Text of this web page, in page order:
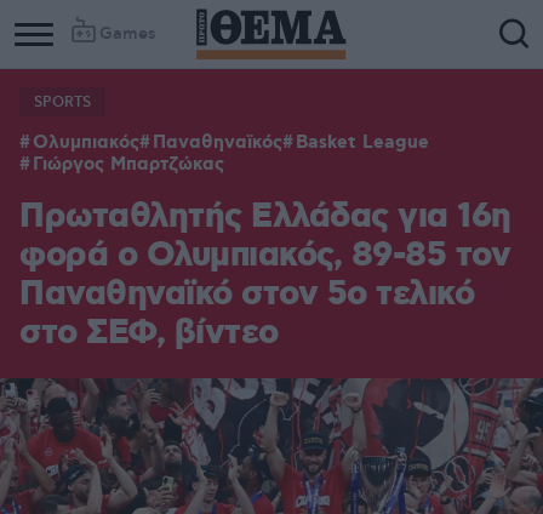
Games
SPORTS
Ολυμπιακός Παναθηναϊκός Basket League
Γιώργος Μπαρτζώκας
Πρωταθλητής Ελλάδας για 16η
φορά ο Ολυμπιακός, 89-85 τον
Παναθηναϊκό στον 5ο τελικό
στο ΣΕΦ, βίντεο